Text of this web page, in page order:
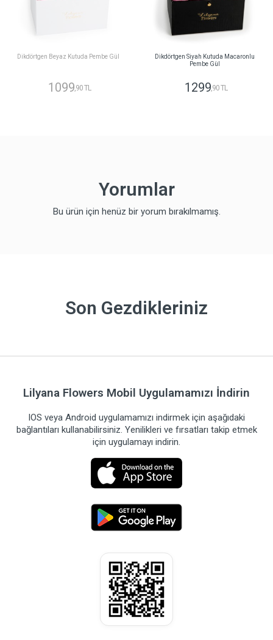
Dikdörtgen Beyaz Kutuda Pembe Gül
1099,90 TL
Dikdörtgen Siyah Kutuda Macaronlu
Pembe Gül
1299,90 TL
Yorumlar
Bu ürün için henüz bir yorum bırakılmamış.
Son Gezdikleriniz
Lilyana Flowers Mobil Uygulamamızı İndirin
IOS veya Android uygulamamızı indirmek için aşağıdaki
bağlantıları kullanabilirsiniz. Yenilikleri ve fırsatları takip etmek
için uygulamayı indirin.